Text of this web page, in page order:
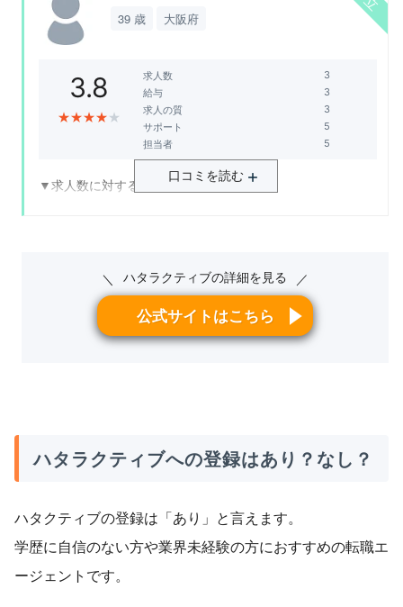
ェントかなと思います。担当にもよるかと思いますが、私
の担当さんはとても明るく前向きな方だったので、転職活
▼給与の満足度について
紹介してもらった求人の給与に関しては、まぁ普通の金額
▼求人の質の満足度について
求人の質は、とくに一般職なら問題ないと思うが、専門的
な物とくに、クリエイティブ系は、ほぼないので、この票
かにした。
かでも紹介できそうな求人を見せてくれた。
▼担当者の満足度について
明るい方がたんとうしてくれて、話していてとてもよかっ
一般職なら未経験や第二新卒でも安心して、頼れる。
専門的な物なら、他も使うことを検討する方がいいと思っ
39 歳 大阪府
3.8
★★★★★
求人数
給与
求人の質
サポート
担当者
▼求人数に対する満足度について
もありませんでした。
▼給与の満足度について
大手企業の求人案件は少なく、どちらかというと中小企業
中小企業を中心に取り扱っているため、求人の質自体はあ
なく、良くもなくといった感じです。
▼サポートに対する満足度について
口コミを読む
＼ ハタラクティブの詳細を見る ／
公式サイトはこちら
ハタラクティブへの登録はあり？なし？
ハタクティブの登録は「あり」と言えます。
学歴に自信のない方や業界未経験の方におすすめの転職エ
ージェントです。